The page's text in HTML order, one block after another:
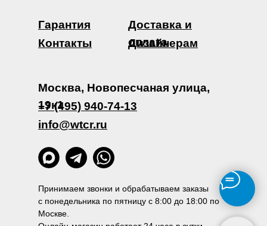
Дизайнерам
Доставка и
оплата
Гарантия
Контакты
Москва, Новопесчаная улица,
19к1
info@wtcr.ru
+7 (495) 940-74-13
Принимаем звонки и обрабатываем заказы
с понедельника по пятницу с 8:00 до 18:00 по
Москве.